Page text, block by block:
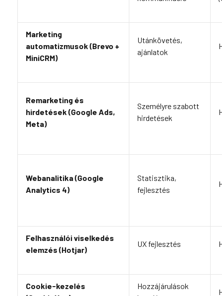
Marketing
automatizmusok (Brevo +
MiniCRM)
Utánkövetés,
ajánlatok
Remarketing és
hirdetések (Google Ads,
Meta)
Személyre szabott
hirdetések
Webanalitika (Google
Analytics 4)
Statisztika,
fejlesztés
Felhasználói viselkedés
elemzés (Hotjar)
UX fejlesztés
Cookie-kezelés
Hozzájárulások